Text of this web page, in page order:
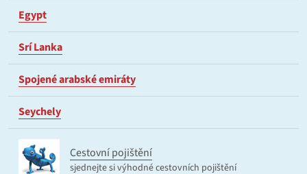
Egypt
Srí Lanka
Spojené arabské emiráty
Seychely
Cestovní pojištění
sjednejte si výhodné cestovních pojištění